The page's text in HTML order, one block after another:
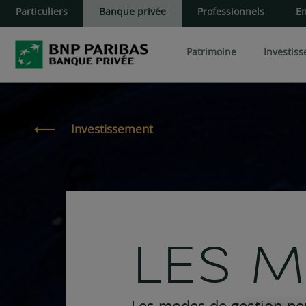
Particuliers Banque privée Professionnels
Patrimoine
Gérer vos actifs financiers
Pierre-Papier
Pierre-Papier
Investissement
LES